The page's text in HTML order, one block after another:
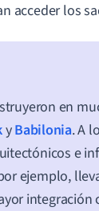
acceder los
en
yBabilonia. A
e
ejemplo,